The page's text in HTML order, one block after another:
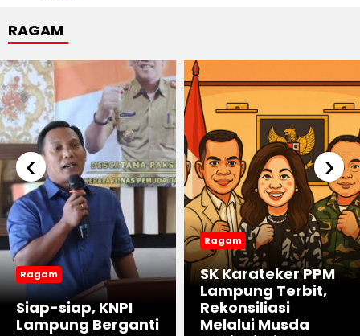
RAGAM
Ragam
Siap-siap, KNPI
Lampung Berganti
Ragam
SK Karateker PPM
Lampung Terbit,
Rekonsiliasi
Melalui Musda
‹ ›